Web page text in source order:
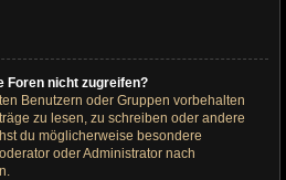
Foren nicht zugreifen?
Benutzern oder Gruppen vorbehalten
zu lesen, zu schreiben oder andere
du möglicherweise besondere
oder Administrator nach